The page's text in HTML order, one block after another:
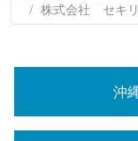
株式会社 セキ
沖